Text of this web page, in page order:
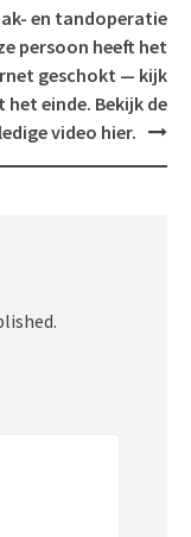
en tandoperatie
persoon heeft het
geschokt — kijk
het einde. Bekijk de
video hier.